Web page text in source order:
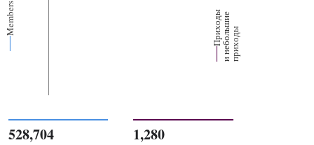
Members П
р
их
о
д
ы
и
н
е
б
о
ль
ш
ие
п
р
и
х
о
ды
528,704 1,280